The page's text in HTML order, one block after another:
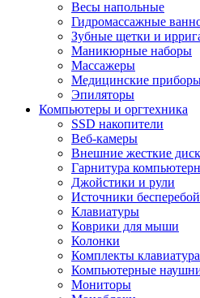
Весы напольные
Гидромассажные
Зубные щетки и
Маникюрные наборы
Массажеры
Медицинские
Эпиляторы
Компьютеры и оргтехника
SSD накопители
Веб-камеры
Внешние жесткие
Гарнитура
Джойстики и рули
Источники
Клавиатуры
Коврики для мыши
Колонки
Комплекты
Компьютерные
Мониторы